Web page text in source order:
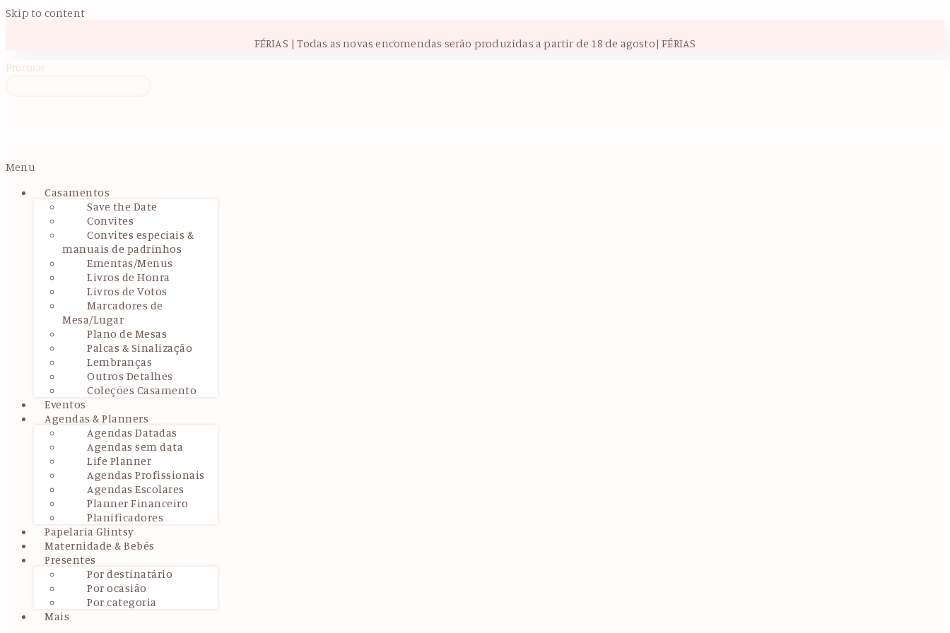
Skip to content
FÉRIAS | Todas as novas encomendas serão produzidas a partir de 18 de agosto| FÉRIAS
Procurar
Menu
Casamentos
Save the Date
Convites
Convites especiais &
manuais de padrinhos
Ementas/Menus
Livros de Honra
Livros de Votos
Marcadores de
Mesa/Lugar
Plano de Mesas
Palcas & Sinalização
Lembranças
Outros Detalhes
Coleções Casamento
Eventos
Agendas & Planners
Agendas Datadas
Agendas sem data
Life Planner
Agendas Profissionais
Agendas Escolares
Planner Financeiro
Planificadores
Papelaria Glintsy
Maternidade & Bebés
Presentes
Por destinatário
Por ocasião
Por categoria
Mais